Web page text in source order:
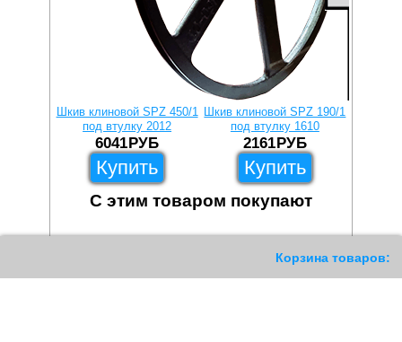
Корзина товаров:
Шкив клиновой SPZ 450/1
под втулку 2012
6041РУБ
Купить
Шкив клиновой SPZ 190/1
под втулку 1610
2161РУБ
Купить
С этим товаром покупают